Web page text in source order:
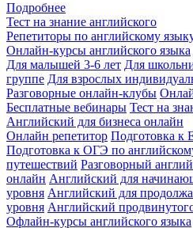
Подробнее
Тест на знание английского
Репетиторы по английскому
Онлайн-курсы английского языка
Для малышей 3-6 лет Для
группе Для взрослых
Разговорные онлайн-клубы
Бесплатные вебинары Тест на
Английский для бизнеса онлайн
Онлайн репетитор Подготовка к
Подготовка к ОГЭ по
путешествий Разговорный
онлайн Английский для
уровня Английский для
уровня Английский
Офлайн-курсы английского языка